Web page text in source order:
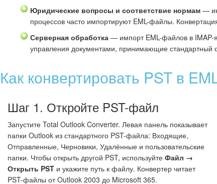
Юридические вопросы и соответствие нормам —
процессов часто импортируют EML-файлы.
Серверная обработка — импорт EML-файлов в IMAP-
управления документами, принимающие стандартный
Как конвертировать PST в
Шаг 1. Откройте PST-файл
Запустите Total Outlook Converter. Левая панель показывает
папки Outlook из стандартного PST-файла: Входящие,
Отправленные, Черновики, Удалённые и пользовательские
папки. Чтобы открыть другой PST, используйте Файл →
Открыть PST и укажите путь к файлу. Конвертер читает
PST-файлы от Outlook 2003 до Microsoft 365.